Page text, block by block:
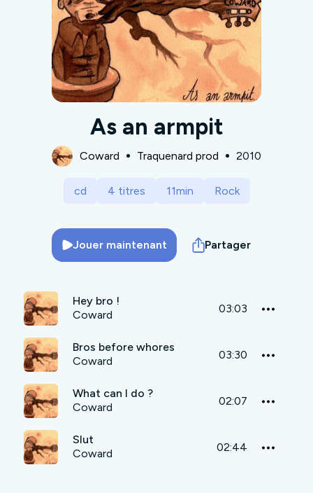
As an armpit
Coward Traquenard prod 2010
cd 4 titres 11min Rock
Jouer maintenant Partager
Hey bro !
Coward
03:03
Bros before whores
Coward
03:30
What can I do ?
Coward
02:07
Slut
Coward
02:44